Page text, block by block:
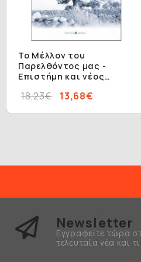
Το Μέλλον του
Παρελθόντος μας -
Επιστήμη και νέος
13,68€
18,23€
Newsletter
Εγγραφείτε τώρα
τελευταία νέα και